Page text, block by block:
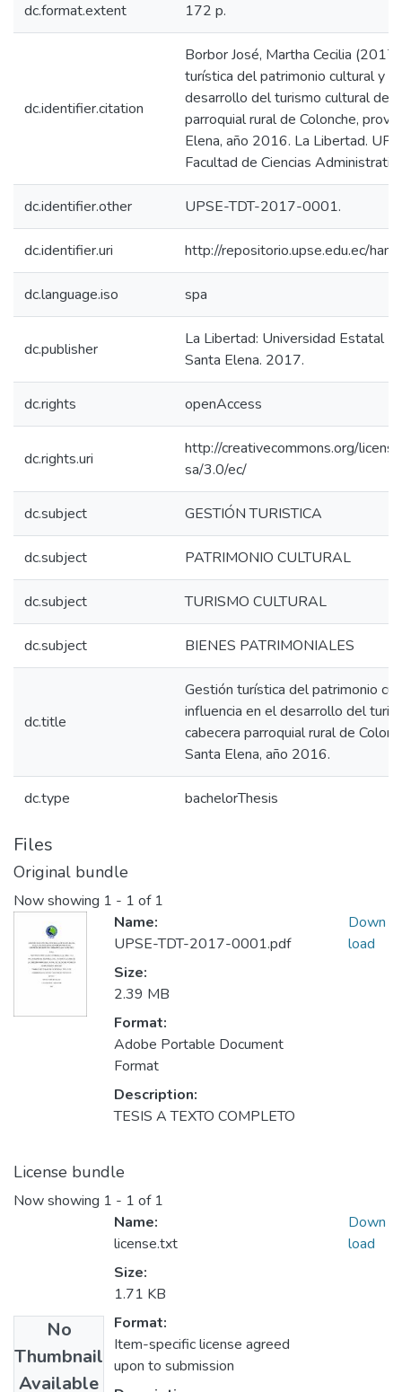
dc.format.extent 172 p.
dc.identifier.citation
Borbor José, Martha Cecilia
turística del patrimonio cultural y
desarrollo del turismo cultural de
parroquial rural de Colonche,
Elena, año 2016. La Libertad.
Facultad de Ciencias
dc.identifier.other UPSE-TDT-2017-0001.
dc.identifier.uri http://repositorio.upse.edu.ec/
dc.language.iso spa
dc.publisher
La Libertad: Universidad Estatal
Santa Elena. 2017.
dc.rights openAccess
dc.rights.uri
http://creativecommons.org/
sa/3.0/ec/
dc.subject GESTIÓN TURISTICA
dc.subject PATRIMONIO CULTURAL
dc.subject TURISMO CULTURAL
dc.subject BIENES PATRIMONIALES
dc.title
Gestión turística del patrimonio
influencia en el desarrollo del
cabecera parroquial rural de
Santa Elena, año 2016.
dc.type bachelorThesis
Files
Original bundle
Now showing 1 - 1 of 1
Name:
UPSE-TDT-2017-0001.pdf
Size:
2.39 MB
Format:
Adobe Portable Document
Format
Description:
TESIS A TEXTO COMPLETO
Down
load
License bundle
Now showing 1 - 1 of 1
No
Thumbnail
Available
Name:
license.txt
Size:
1.71 KB
Format:
Item-specific license agreed
upon to submission
Down
load